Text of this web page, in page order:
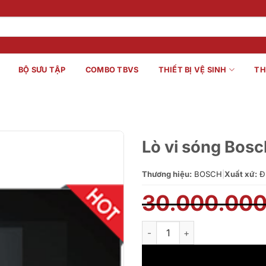
BỘ SƯU TẬP COMBO TBVS THIẾT BỊ VỆ SINH
Lò vi sóng
Thương hiệu: BOSCH Xuất xứ:
Lò vi sóng Bosch BFL634GS1